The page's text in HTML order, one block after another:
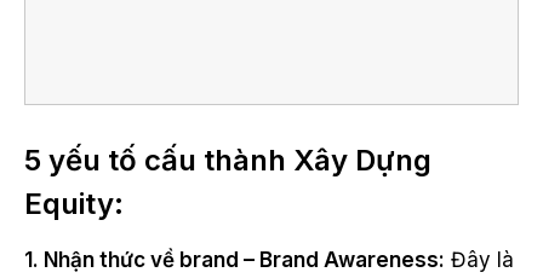
5 yếu tố cấu thành Xây Dựng
Equity:
1. Nhận thức về brand – Brand Awareness: Đây là